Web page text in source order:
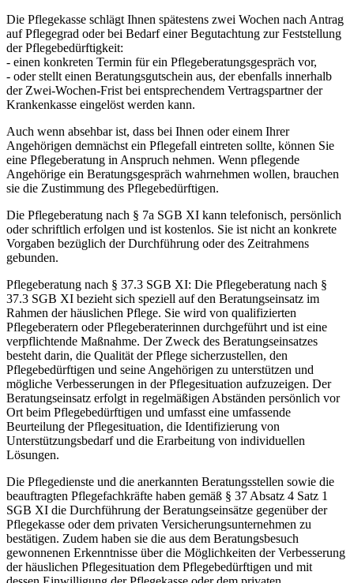
Die Pflegekasse schlägt Ihnen spätestens zwei Wochen nach Antrag
auf Pflegegrad oder bei Bedarf einer Begutachtung zur Feststellung
der Pflegebedürftigkeit:
- einen konkreten Termin für ein Pflegeberatungsgespräch vor,
- oder stellt einen Beratungsgutschein aus, der ebenfalls innerhalb
der Zwei-Wochen-Frist bei entsprechendem Vertragspartner der
Krankenkasse eingelöst werden kann.
Auch wenn absehbar ist, dass bei Ihnen oder einem Ihrer
Angehörigen demnächst ein Pflegefall eintreten sollte, können Sie
eine Pflegeberatung in Anspruch nehmen. Wenn pflegende
Angehörige ein Beratungsgespräch wahrnehmen wollen, brauchen
sie die Zustimmung des Pflegebedürftigen.
Die Pflegeberatung nach § 7a SGB XI kann telefonisch, persönlich
oder schriftlich erfolgen und ist kostenlos. Sie ist nicht an konkrete
Vorgaben bezüglich der Durchführung oder des Zeitrahmens
gebunden.
Pflegeberatung nach § 37.3 SGB XI: Die Pflegeberatung nach §
37.3 SGB XI bezieht sich speziell auf den Beratungseinsatz im
Rahmen der häuslichen Pflege. Sie wird von qualifizierten
Pflegeberatern oder Pflegeberaterinnen durchgeführt und ist eine
verpflichtende Maßnahme. Der Zweck des Beratungseinsatzes
besteht darin, die Qualität der Pflege sicherzustellen, den
Pflegebedürftigen und seine Angehörigen zu unterstützen und
mögliche Verbesserungen in der Pflegesituation aufzuzeigen. Der
Beratungseinsatz erfolgt in regelmäßigen Abständen persönlich vor
Ort beim Pflegebedürftigen und umfasst eine umfassende
Beurteilung der Pflegesituation, die Identifizierung von
Unterstützungsbedarf und die Erarbeitung von individuellen
Lösungen.
Die Pflegedienste und die anerkannten Beratungsstellen sowie die
beauftragten Pflegefachkräfte haben gemäß § 37 Absatz 4 Satz 1
SGB XI die Durchführung der Beratungseinsätze gegenüber der
Pflegekasse oder dem privaten Versicherungsunternehmen zu
bestätigen. Zudem haben sie die aus dem Beratungsbesuch
gewonnenen Erkenntnisse über die Möglichkeiten der Verbesserung
der häuslichen Pflegesituation dem Pflegebedürftigen und mit